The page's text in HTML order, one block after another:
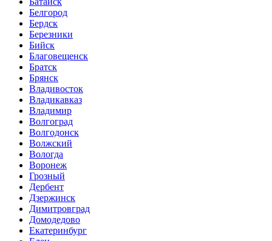
Белгород
Бердск
Березники
Бийск
Благовещенск
Братск
Брянск
Владивосток
Владикавказ
Владимир
Волгоград
Волгодонск
Волжский
Вологда
Воронеж
Грозный
Дербент
Дзержинск
Димитровград
Домодедово
Екатеринбург